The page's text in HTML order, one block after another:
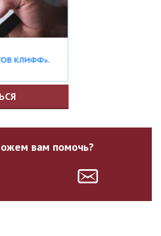
вам помочь?